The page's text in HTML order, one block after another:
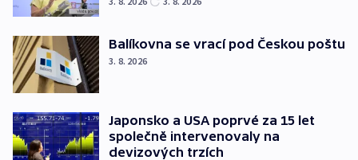
Balíkovna se vrací pod Českou poštu
3. 8. 2026
Japonsko a USA poprvé za 15 let
společně intervenovaly na
devizových trzích